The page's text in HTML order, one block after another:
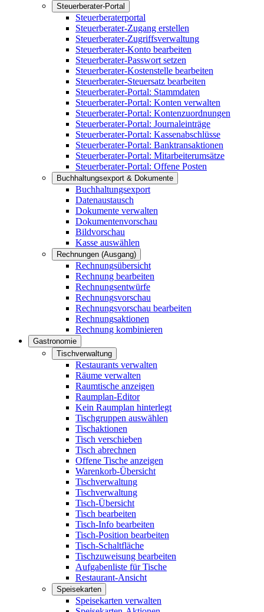
Steuerberater-Portal
Steuerberaterportal
Steuerberater-Zugang erstellen
Steuerberater-Zugriffsverwaltung
Steuerberater-Konto bearbeiten
Steuerberater-Passwort setzen
Steuerberater-Kostenstelle bearbeiten
Steuerberater-Steuersatz bearbeiten
Steuerberater-Portal: Stammdaten
Steuerberater-Portal: Konten verwalten
Steuerberater-Portal: Kontenzuordnungen
Steuerberater-Portal: Journaleinträge
Steuerberater-Portal: Kassenabschlüsse
Steuerberater-Portal: Banktransaktionen
Steuerberater-Portal: Mitarbeiterumsätze
Steuerberater-Portal: Offene Posten
Buchhaltungsexport & Dokumente
Buchhaltungsexport
Datenaustausch
Dokumente verwalten
Dokumentenvorschau
Bildvorschau
Kasse auswählen
Rechnungen (Ausgang)
Rechnungsübersicht
Rechnung bearbeiten
Rechnungsentwürfe
Rechnungsvorschau
Rechnungsvorschau bearbeiten
Rechnungsaktionen
Rechnung kombinieren
Gastronomie
Tischverwaltung
Restaurants verwalten
Räume verwalten
Raumtische anzeigen
Raumplan-Editor
Kein Raumplan hinterlegt
Tischgruppen auswählen
Tischaktionen
Tisch verschieben
Tisch abrechnen
Offene Tische anzeigen
Warenkorb-Übersicht
Tischverwaltung
Tischverwaltung
Tisch-Übersicht
Tisch bearbeiten
Tisch-Info bearbeiten
Tisch-Position bearbeiten
Tisch-Schaltfläche
Tischzuweisung bearbeiten
Aufgabenliste für Tische
Restaurant-Ansicht
Speisekarten
Speisekarten verwalten